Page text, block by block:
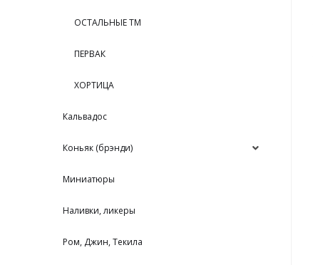
ОСТАЛЬНЫЕ ТМ
ПЕРВАК
ХОРТИЦА
Кальвадос
Коньяк (брэнди)
Миниатюры
Наливки, ликеры
Ром, Джин, Текила